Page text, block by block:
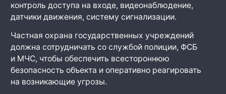
контроль доступа на входе, видеонаблюдение,
датчики движения, систему сигнализации.
Частная охрана государственных учреждений
должна сотрудничать со службой полиции, ФСБ
и МЧС, чтобы обеспечить всестороннюю
безопасность объекта и оперативно реагировать
на возникающие угрозы.